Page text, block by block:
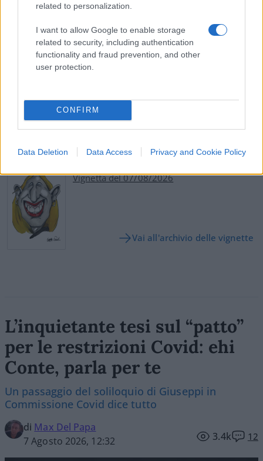
related to personalization.
I want to allow Google to enable storage
related to security, including authentication
functionality and fraud prevention, and other
user protection.
CONFIRM
Data Deletion Data Access Privacy and Cookie Policy
Pagina
Precedente
39
Vignetta del 07/08/2026
Vai all'archivio delle vignette
L’inquietante tesi sul “patto”
per le restrizioni Covid: ehi
Conte, parla per te
Un passaggio del soliloquio di Giuseppi in
Commissione Covid dice tutto
di Max Del Papa
7 Agosto 2026, 12:32
3.4k 12